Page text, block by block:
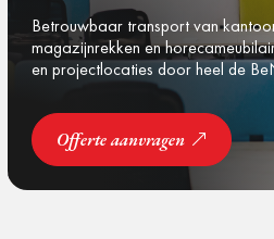
Betrouwbaar transport van
magazijnrekken en
en projectlocaties door heel de
Offerte aanvragen